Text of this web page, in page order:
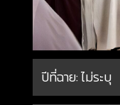
ปีที่ฉาย:ไม่ระบุ